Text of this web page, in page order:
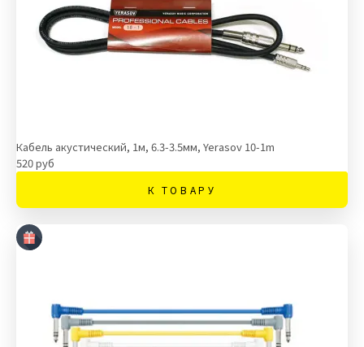
Кабель акустический, 1м, 6.3-3.5мм, Yerasov 10-1m
520 руб
К ТОВАРУ